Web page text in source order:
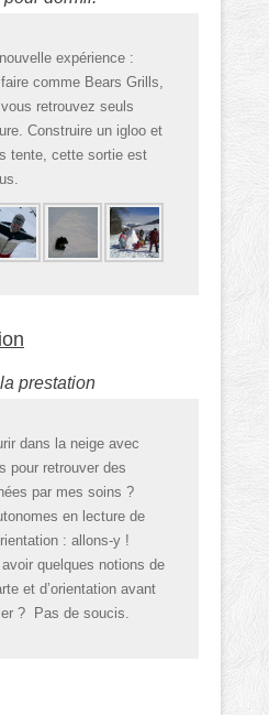
expérience :
comme Bears Grills,
retrouvez seuls
Construire un igloo et
tente, cette sortie est
prestation
dans la neige avec
pour retrouver des
par mes soins ?
en lecture de
: allons-y !
quelques notions de
et d’orientation avant
? Pas de soucis.